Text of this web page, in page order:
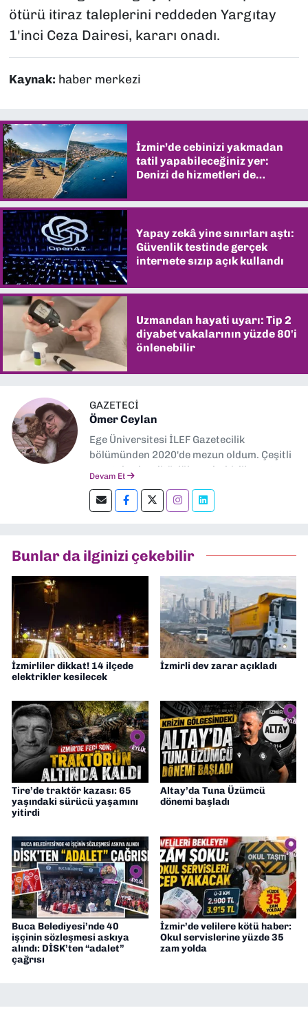
ötürü itiraz taleplerini reddeden Yargıtay
1'inci Ceza Dairesi, kararı onadı.
Kaynak: haber merkezi
İzmir’de cebinizi yakmadan
tatil yapabileceğiniz yer:
Denizi de hizmetleri de
Yapay zekâ yine sınırları aştı:
Güvenlik testinde gerçek
internete sızıp açık kullandı
Uzmandan hayati uyarı: Tip 2
diyabet vakalarının yüzde 80'i
önlenebilir
GAZETECİ
Ömer Ceylan
Ege Üniversitesi İLEF Gazetecilik
bölümünden 2020'de mezun oldum. Çeşitli
gazetelerde editörlük, muhabirlik yaptım.
editörlük yapıyorum.
Devam Et
Bunlar da ilginizi çekebilir
İzmirliler dikkat! 14 ilçede
elektrikler kesilecek
İzmirli dev zarar açıkladı
Tire’de traktör kazası: 65
yaşındaki sürücü yaşamını
yitirdi
Altay’da Tuna Üzümcü
dönemi başladı
Buca Belediyesi’nde 40
işçinin sözleşmesi askıya
alındı: DİSK’ten “adalet”
çağrısı
İzmir’de velilere kötü haber:
Okul servislerine yüzde 35
zam yolda